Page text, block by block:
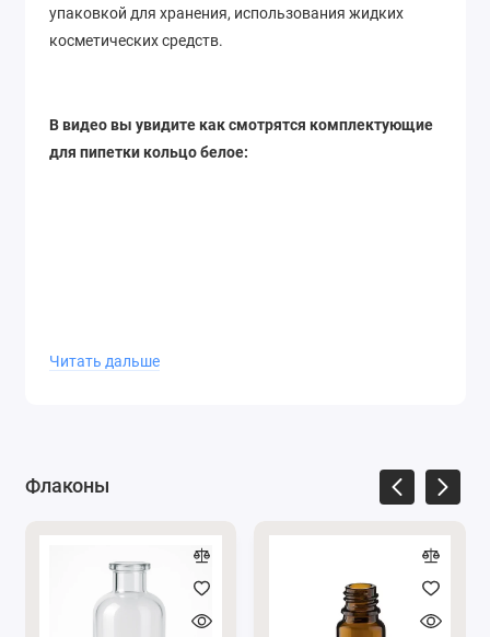
упаковкой для хранения, использования жидких
косметических средств.
В видео вы увидите как смотрятся комплектующие
для пипетки кольцо белое:
Читать дальше
Флаконы